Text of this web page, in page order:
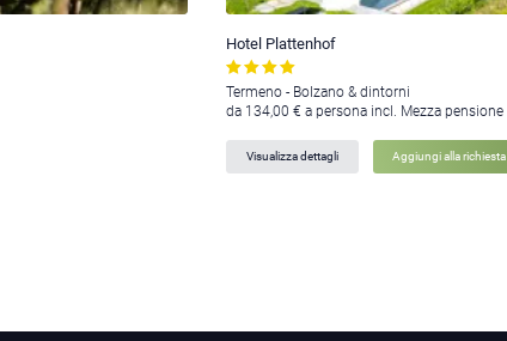
Hotel Plattenhof
Termeno - Bolzano & dintorni
da 134,00 € a persona incl. Mezza pensione
Visualizza dettagli Aggiungi alla richiesta